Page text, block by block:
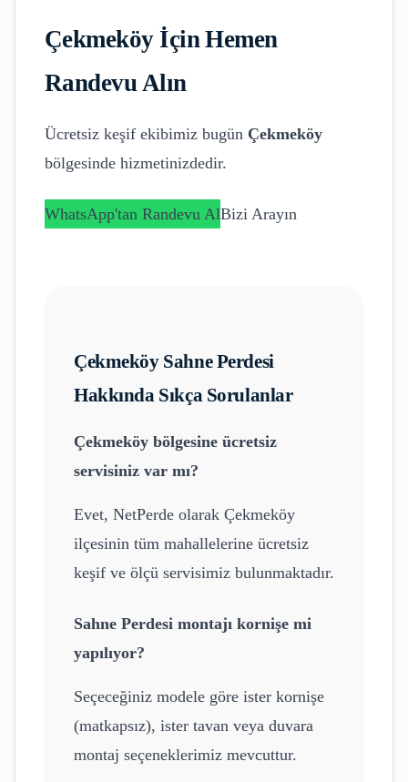
Çekmeköyİçin Hemen
Randevu Alın
Ücretsiz keşif ekibimiz bugün Çekmeköy
bölgesinde hizmetinizdedir.
WhatsApp'tan Randevu AlBizi Arayın
Çekmeköy Sahne Perdesi
Hakkında Sıkça Sorulanlar
Çekmeköy bölgesine ücretsiz
servisiniz var mı?
Evet, NetPerde olarak Çekmeköy
ilçesinin tüm mahallelerine ücretsiz
keşif ve ölçü servisimiz bulunmaktadır.
Sahne Perdesi montajı kornişe mi
yapılıyor?
Seçeceğiniz modele göre ister kornişe
(matkapsız), ister tavan veya duvara
montaj seçeneklerimiz mevcuttur.